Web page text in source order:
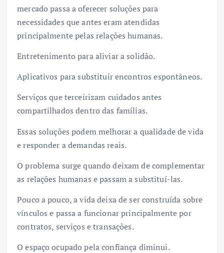
mercado passa a oferecer soluções para
necessidades que antes eram atendidas
principalmente pelas relações humanas.
Entretenimento para aliviar a solidão.
Aplicativos para substituir encontros espontâneos.
Serviços que terceirizam cuidados antes
compartilhados dentro das famílias.
Essas soluções podem melhorar a qualidade de vida
e responder a demandas reais.
O problema surge quando deixam de complementar
as relações humanas e passam a substituí-las.
Pouco a pouco, a vida deixa de ser construída sobre
vínculos e passa a funcionar principalmente por
contratos, serviços e transações.
O espaço ocupado pela confiança diminui.